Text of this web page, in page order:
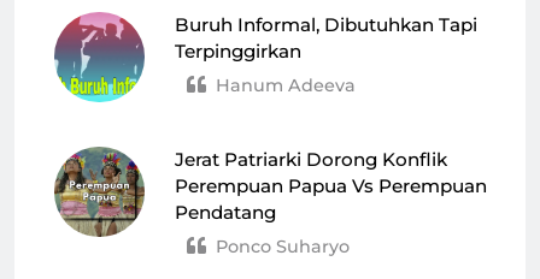
Buruh Informal, Dibutuhkan Tapi
Terpinggirkan
Hanum Adeeva
Jerat Patriarki Dorong Konflik
Perempuan Papua Vs Perempuan
Pendatang
Ponco Suharyo